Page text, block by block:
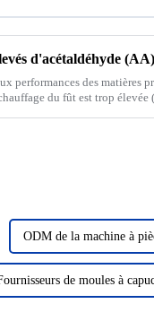
performances des matières
du fût est trop élevée
ODM de la machine à
de moules à